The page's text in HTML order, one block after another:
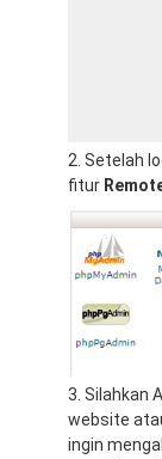
2. Setelah
fitur
3. Silahkan
website
ingin